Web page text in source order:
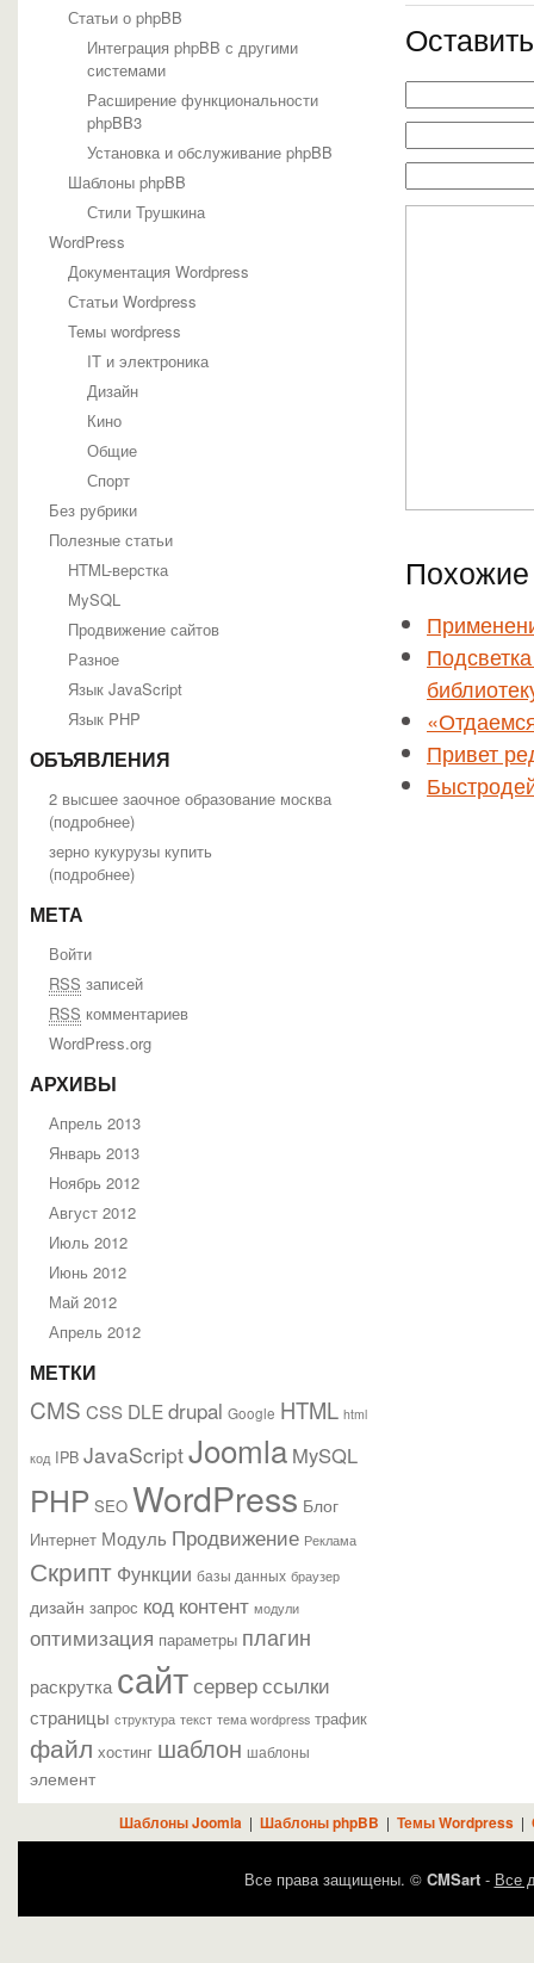
Статьи о phpBB
Интеграция phpBB с другими
системами
Расширение функциональности
phpBB3
Установка и обслуживание phpBB
Шаблоны phpBB
Стили Трушкина
WordPress
Документация Wordpress
Статьи Wordpress
Темы wordpress
IT и электроника
Дизайн
Кино
Общие
Спорт
Без рубрики
Полезные статьи
HTML-верстка
MySQL
Продвижение сайтов
Разное
Язык JavaScript
Язык PHP
ОБЪЯВЛЕНИЯ
2 высшее заочное образование москва
(подробнее)
зерно кукурузы купить
(подробнее)
МЕТА
Войти
RSS записей
RSS комментариев
WordPress.org
АРХИВЫ
Апрель 2013
Январь 2013
Ноябрь 2012
Август 2012
Июль 2012
Июнь 2012
Май 2012
Апрель 2012
МЕТКИ
CMS CSS DLEdrupal Google HTML html
код IPB JavaScriptJoomla MySQL
PHP SEO WordPress Блог
Интернет Модуль Продвижение Реклама
Скрипт Функции базы данных браузер
дизайн запрос код контент модули
оптимизация параметры плагин
раскрутка сайтсерверссылки
страницы структура текст тема wordpress трафик
файл хостинг шаблон шаблоны
элемент
Похожие
Привет
Шаблоны Joomla | Шаблоны phpBB | Темы Wordpress|
Все права защищены. © CMSart- Все